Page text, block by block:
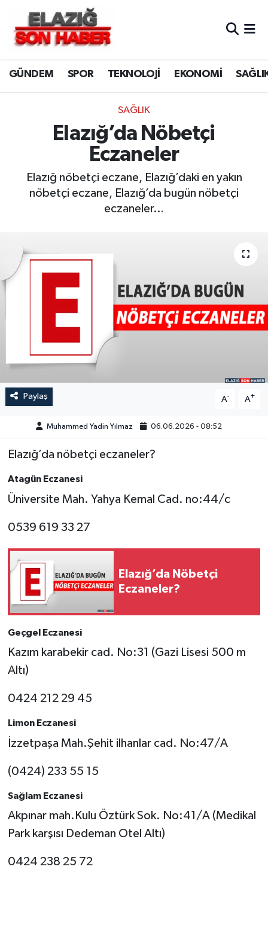
GÜNDEM SPOR TEKNOLOJİ EKONOMİ
SAĞLIK
Elazığ’da Nöbetçi
Eczaneler
Elazığ nöbetçi eczane, Elazığ’daki en yakın
nöbetçi eczane, Elazığ’da bugün nöbetçi
eczaneler…
Paylaş A- A+
Muhammed Yadin Yılmaz 06.06.2026 - 08:52
Elazığ’da nöbetçi eczaneler?
Atagün Eczanesi
Üniversite Mah. Yahya Kemal Cad. no:44/c
0539 619 33 27
Elazığ’da Nöbetçi
Eczaneler?
Geçgel Eczanesi
Kazım karabekir cad. No:31 (Gazi Lisesi 500 m
Altı)
0424 212 29 45
Limon Eczanesi
İzzetpaşa Mah.Şehit ilhanlar cad. No:47/A
(0424) 233 55 15
Sağlam Eczanesi
Akpınar mah.Kulu Öztürk Sok. No:41/A (Medikal
Park karşısı Dedeman Otel Altı)
0424 238 25 72
CANLI YAYIN
ASAYİŞ
BİLİM VE TEKNOLOJİ
DÜNYA
EKONOMİ
GENEL
GÜNDEM
KÜLTÜR-SANAT
MAGAZİN
ÖZEL HABER
SAĞLIK
SİYASET
SPOR
TEKNOLOJİ
Merkez Hava Durumu
Merkez Trafik Yoğunluk Haritası
Süper Lig Puan Durumu ve Fikstür
Tüm Manşetler
Haber Arşivi